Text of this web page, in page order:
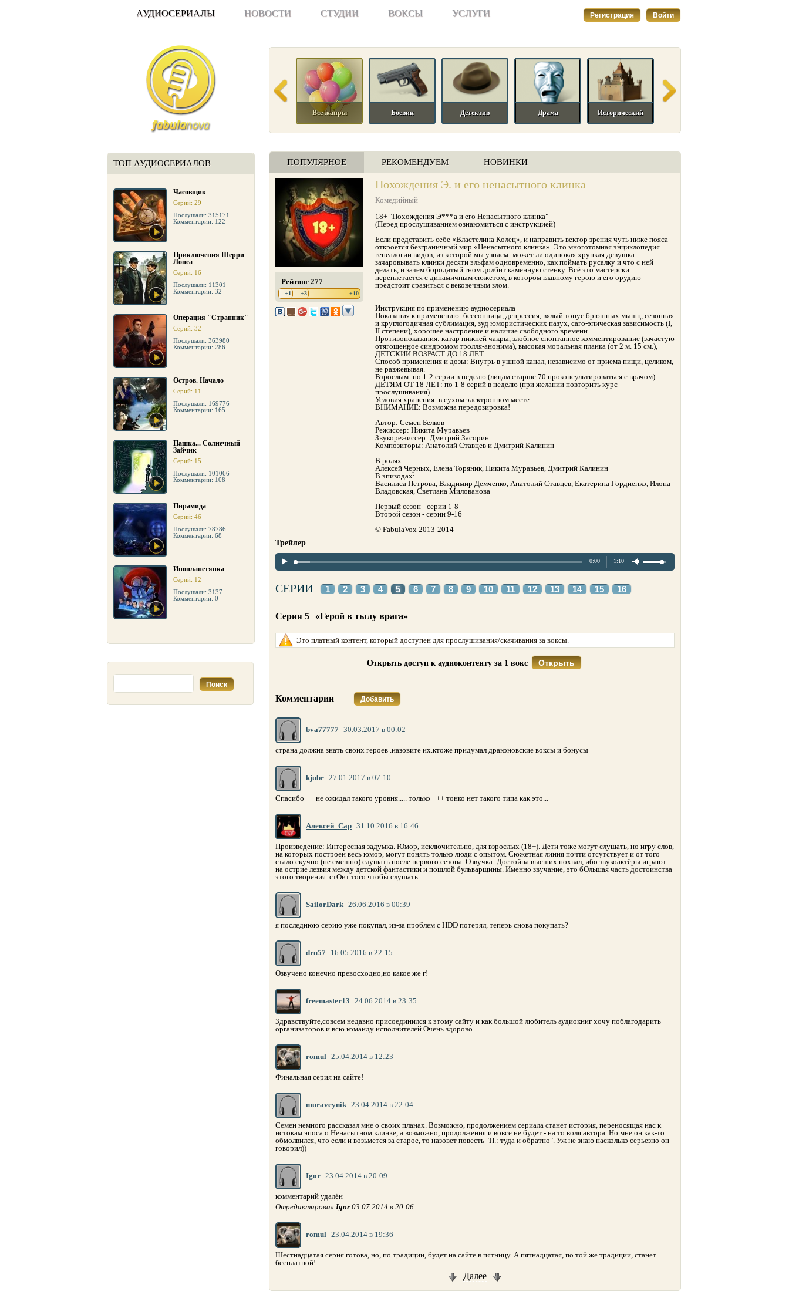
АУДИОСЕРИАЛЫ НОВОСТИ СТУДИИ ВОКСЫ УСЛУГИ Регистрация Войти
ТОП АУДИОСЕРИАЛОВ
Часовщик
Серий: 29
Послушали: 315171
Комментарии: 122
Приключения Шерри
Лопса
Серий: 16
Послушали: 11301
Комментарии: 32
Операция "Странник"
Серий: 32
Послушали: 363980
Комментарии: 286
Остров. Начало
Серий: 11
Послушали: 169776
Комментарии: 165
Пашка... Солнечный
Зайчик
Серий: 15
Послушали: 101066
Комментарии: 108
Пирамида
Серий: 46
Послушали: 78786
Комментарии: 68
Инопланетянка
Серий: 12
Послушали: 3137
Комментарии: 0
Все жанры Боевик Детектив Драма Исторический
ПОПУЛЯРНОЕ РЕКОМЕНДУЕМ НОВИНКИ
Рейтинг 277
+1 +3 +10
Похождения Э. и его ненасытного клинка
Комедийный
18+ "Похождения Э***а и его Ненасытного клинка"
(Перед прослушиванием ознакомиться с инструкцией)
Если представить себе «Властелина Колец», и направить вектор зрения чуть ниже пояса –
откроется безграничный мир «Ненасытного клинка». Это многотомная энциклопедия
генеалогии видов, из которой мы узнаем: может ли одинокая хрупкая девушка
зачаровывать клинки десяти эльфам одновременно, как поймать русалку и что с ней
делать, и зачем бородатый гном долбит каменную стенку. Всё это мастерски
переплетается с динамичным сюжетом, в котором главному герою и его орудию
предстоит сразиться с вековечным злом.
Инструкция по применению аудиосериала
Показания к применению: бессонница, депрессия, вялый тонус брюшных мышц, сезонная
и круглогодичная сублимация, зуд юмористических пазух, саго-эпическая зависимость (I,
II степени), хорошее настроение и наличие свободного времени.
Противопоказания: катар нижней чакры, злобное спонтанное комментирование (зачастую
отягощенное синдромом тролля-анонима), высокая моральная планка (от 2 м. 15 см.),
ДЕТСКИЙ ВОЗРАСТ ДО 18 ЛЕТ
Способ применения и дозы: Внутрь в ушной канал, независимо от приема пищи, целиком,
не разжевывая.
Взрослым: по 1-2 серии в неделю (лицам старше 70 проконсультироваться с врачом).
ДЕТЯМ ОТ 18 ЛЕТ: по 1-8 серий в неделю (при желании повторить курс
прослушивания).
Условия хранения: в сухом электронном месте.
ВНИМАНИЕ: Возможна передозировка!
Автор: Семен Белков
Режиссер: Никита Муравьев
Звукорежиссер: Дмитрий Засорин
Композиторы: Анатолий Ставцев и Дмитрий Калинин
В ролях:
Алексей Черных, Елена Торяник, Никита Муравьев, Дмитрий Калинин
В эпизодах:
Василиса Петрова, Владимир Демченко, Анатолий Ставцев, Екатерина Гордиенко, Илона
Владовская, Светлана Милованова
Первый сезон - серии 1-8
Второй сезон - серии 9-16
© FabulaVox 2013-2014
Трейлер
0:00 1:10
СЕРИИ 1 2 3 4 5 6 7 8 9 10 11 12 13 14 15 16
Серия 5 «Герой в тылу врага»
Это платный контент, который доступен для прослушивания/скачивания за воксы.
Открыть доступ к аудиоконтенту за 1 вокс Открыть
Комментарии Добавить
bva77777 30.03.2017 в 00:02
страна должна знать своих героев .назовите их.ктоже придумал драконовские воксы и бонусы
kjubr 27.01.2017 в 07:10
Спасибо ++ не ожидал такого уровня..... только +++ тонко нет такого типа как это...
Алексей_Сар 31.10.2016 в 16:46
Произведение: Интересная задумка. Юмор, исключительно, для взрослых (18+). Дети тоже могут слушать, но игру слов,
на которых построен весь юмор, могут понять только люди с опытом. Сюжетная линия почти отсутствует и от того
стало скучно (не смешно) слушать после первого сезона. Озвучка: Достойна высших похвал, ибо звукоактёры играют
на острие лезвия между детской фантастики и пошлой бульварщины. Именно звучание, это бОльшая часть достоинства
этого творения. стОит того чтобы слушать.
SailorDark 26.06.2016 в 00:39
я последнюю серию уже покупал, из-за проблем с HDD потерял, теперь снова покупать?
dru57 16.05.2016 в 22:15
Озвучено конечно превосходно,но какое же г!
freemaster13 24.06.2014 в 23:35
Здравствуйте,совсем недавно присоединился к этому сайту и как большой любитель аудиокниг хочу поблагодарить
организаторов и всю команду исполнителей.Очень здорово.
romul 25.04.2014 в 12:23
Финальная серия на сайте!
muraveynik 23.04.2014 в 22:04
Семен немного рассказал мне о своих планах. Возможно, продолжением сериала станет история, переносящая нас к
истокам эпоса о Ненасытном клинке, а возможно, продолжения и вовсе не будет - на то воля автора. Но мне он как-то
обмолвился, что если и возьмется за старое, то назовет повесть "П.: туда и обратно". Уж не знаю насколько серьезно он
говорил))
Igor 23.04.2014 в 20:09
комментарий удалён
Отредактировал Igor 03.07.2014 в 20:06
romul 23.04.2014 в 19:36
Шестнадцатая серия готова, но, по традиции, будет на сайте в пятницу. А пятнадцатая, по той же традиции, станет
бесплатной!
Далее